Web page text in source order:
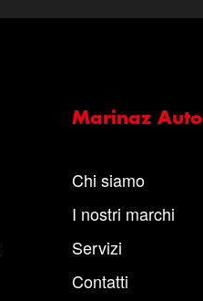
Marinaz Auto
Chi siamo
I nostri marchi
Servizi
Contatti